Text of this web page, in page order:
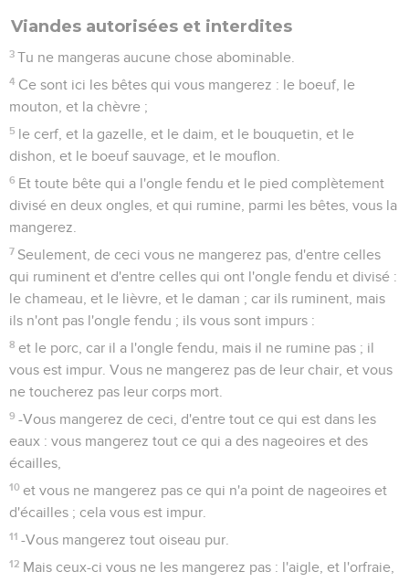
Viandes autorisées et interdites
3 Tu ne mangeras aucune chose abominable.
4 Ce sont ici les bêtes qui vous mangerez : le boeuf, le
mouton, et la chèvre ;
5 le cerf, et la gazelle, et le daim, et le bouquetin, et le
dishon, et le boeuf sauvage, et le mouflon.
6 Et toute bête qui a l'ongle fendu et le pied complètement
divisé en deux ongles, et qui rumine, parmi les bêtes, vous la
mangerez.
7 Seulement, de ceci vous ne mangerez pas, d'entre celles
qui ruminent et d'entre celles qui ont l'ongle fendu et divisé :
le chameau, et le lièvre, et le daman ; car ils ruminent, mais
ils n'ont pas l'ongle fendu ; ils vous sont impurs :
8 et le porc, car il a l'ongle fendu, mais il ne rumine pas ; il
vous est impur. Vous ne mangerez pas de leur chair, et vous
ne toucherez pas leur corps mort.
9 -Vous mangerez de ceci, d'entre tout ce qui est dans les
eaux : vous mangerez tout ce qui a des nageoires et des
écailles,
10 et vous ne mangerez pas ce qui n'a point de nageoires et
d'écailles ; cela vous est impur.
11 -Vous mangerez tout oiseau pur.
12 Mais ceux-ci vous ne les mangerez pas : l'aigle, et l'orfraie,